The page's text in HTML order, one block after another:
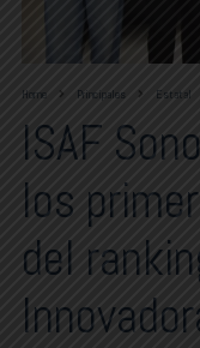
Home Principales Estatal
ISAF
los
del